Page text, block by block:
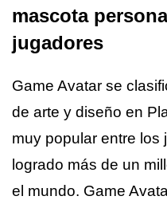
mascota
jugadores
Game Avatar se
de arte y diseño en
muy popular entre los
logrado más de un
el mundo. Game